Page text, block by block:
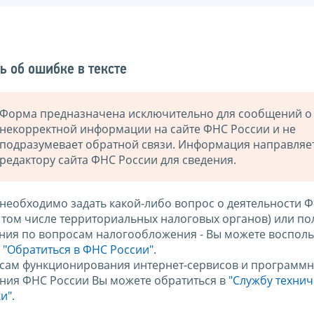
об ошибке в тексте
Форма предназначена исключительно для сообщений о
некорректной информации на сайте ФНС России и не
подразумевает обратной связи. Информация
редактору сайта ФНС России для сведения.
задать какой-либо вопрос о деятельности
числе территориальных налоговых органов) или
по вопросам налогообложения - Вы можете
"Обратиться в ФНС России".
функционирования интернет-сервисов и
ФНС России Вы можете обратиться в "Службу